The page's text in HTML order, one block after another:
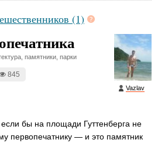
(1)
Vazlav
памятники, парки
845
бы на площади Гуттенберга не
первопечатнику — и это памятник